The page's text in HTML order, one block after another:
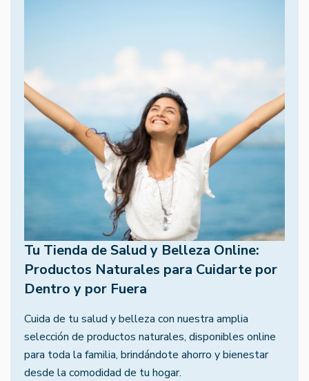
Tu Tienda de Salud y Belleza Online:
Productos Naturales para Cuidarte por
Dentro y por Fuera
Cuida de tu salud y belleza con nuestra amplia
selección de productos naturales, disponibles online
para toda la familia, brindándote ahorro y bienestar
desde la comodidad de tu hogar.